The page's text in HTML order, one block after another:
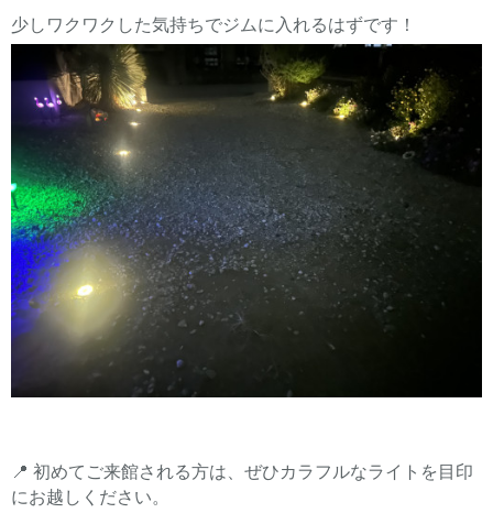
少しワクワクした気持ちでジムに入れるはずです！
📍 初めてご来館される方は、ぜひカラフルなライトを目印
にお越しください。